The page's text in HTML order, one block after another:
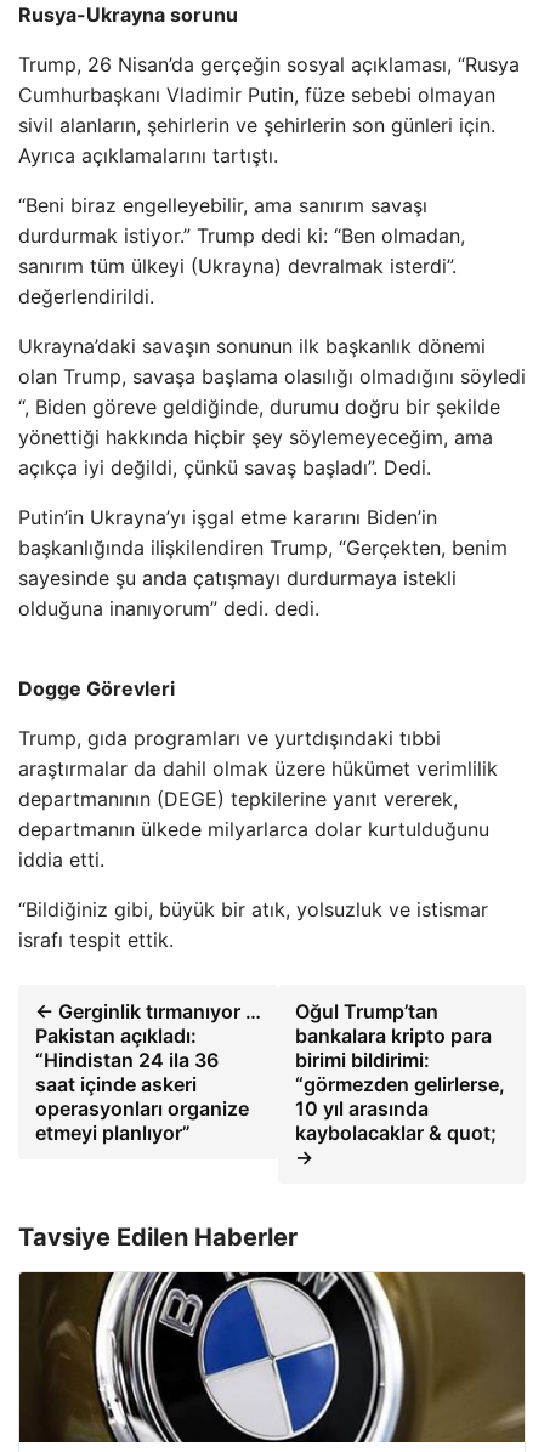
Rusya-Ukrayna sorunu
Trump, 26 Nisan’da gerçeğin sosyal açıklaması, “Rusya
Cumhurbaşkanı Vladimir Putin, füze sebebi olmayan
sivil alanların, şehirlerin ve şehirlerin son günleri için.
Ayrıca açıklamalarını tartıştı.
“Beni biraz engelleyebilir, ama sanırım savaşı
durdurmak istiyor.” Trump dedi ki: “Ben olmadan,
sanırım tüm ülkeyi (Ukrayna) devralmak isterdi”.
değerlendirildi.
Ukrayna’daki savaşın sonunun ilk başkanlık dönemi
olan Trump, savaşa başlama olasılığı olmadığını söyledi
“, Biden göreve geldiğinde, durumu doğru bir şekilde
yönettiği hakkında hiçbir şey söylemeyeceğim, ama
açıkça iyi değildi, çünkü savaş başladı”. Dedi.
Putin’in Ukrayna’yı işgal etme kararını Biden’in
başkanlığında ilişkilendiren Trump, “Gerçekten, benim
sayesinde şu anda çatışmayı durdurmaya istekli
olduğuna inanıyorum” dedi. dedi.
Dogge Görevleri
Trump, gıda programları ve yurtdışındaki tıbbi
araştırmalar da dahil olmak üzere hükümet verimlilik
departmanının (DEGE) tepkilerine yanıt vererek,
departmanın ülkede milyarlarca dolar kurtulduğunu
iddia etti.
“Bildiğiniz gibi, büyük bir atık, yolsuzluk ve istismar
israfı tespit ettik.
← Gerginlik tırmanıyor …
Pakistan açıkladı:
“Hindistan 24 ila 36
saat içinde askeri
operasyonları organize
etmeyi planlıyor”
Oğul Trump’tan
bankalara kripto para
birimi bildirimi:
“görmezden gelirlerse,
10 yıl arasında
kaybolacaklar & quot;
→
Tavsiye Edilen Haberler